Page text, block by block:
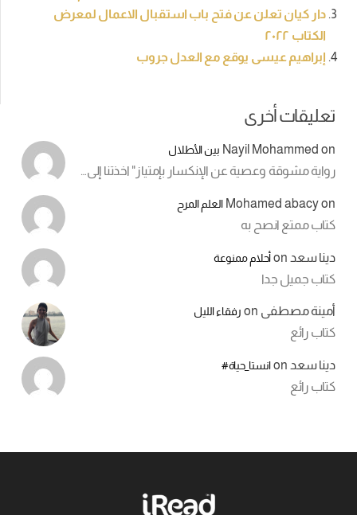
دار كيان تعلن عن فتح باب استقبال الاعمال لمعرض
الكتاب ٢٠٢٢
إبراهيم عيسى يوقع مع العدل جروب
تعليقات أخرى
Nayil Mohammed on بين الأطلال
رواية مشوقة وعصية عن الإنكسار بإمتياز" اخذتنا إلى…
Mohamed abacyon العلم المرح
كتاب ممتع انصح به
دينا سعد onأحلام ممنوعة
كتاب جميل جدا
أمينة مصطفى on رفقاء الليل
كتاب رائع
دينا سعد onانستا_حياة#
كتاب رائع